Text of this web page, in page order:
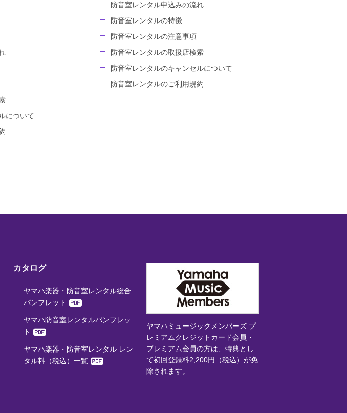
について
防音室レンタル申込みの流れ
防音室レンタルの特徴
防音室レンタルの注意事項
防音室レンタルの取扱店検索
防音室レンタルのキャンセルについて
防音室レンタルのご利用規約
カタログ
ヤマハ楽器・防音室レンタル総合
パンフレット
ヤマハ防音室レンタルパンフレッ
ト
ヤマハ楽器・防音室レンタル レン
タル料（税込）一覧
ヤマハミュージックメンバーズ プ
レミアムクレジットカード会員・
プレミアム会員の方は、特典とし
て初回登録料2,200円（税込）が免
除されます。